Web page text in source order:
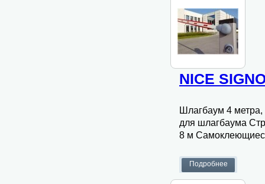
NICE
Шлагбаум 4 метра,
для шлагбаума
8 м